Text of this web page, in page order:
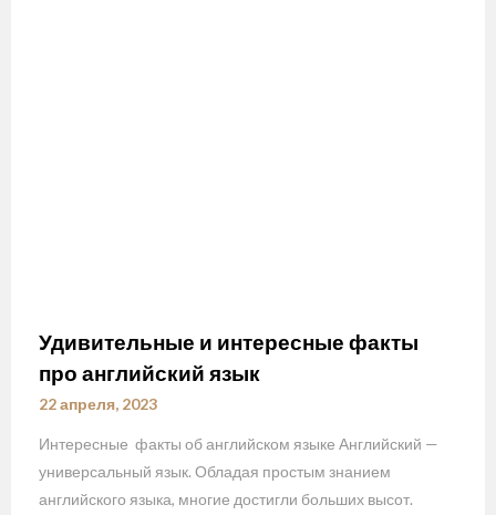
Удивительные и интересные факты
про английский язык
22 апреля, 2023
Интересные факты об английском языке Английский —
универсальный язык. Обладая простым знанием
английского языка, многие достигли больших высот.